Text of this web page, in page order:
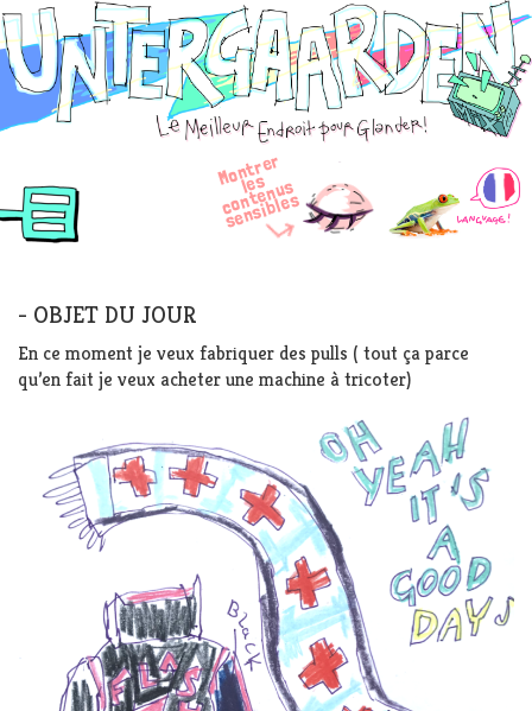
Skip
to
content
Untergaarden
M
o
n
t
r
e
r
l
e
s
c
o
n
t
e
n
u
s
s
e
n
si
bl
e
s
OBJET DU JOUR
En ce moment je veux fabriquer des pulls ( tout ça parce
qu’en fait je veux acheter une machine à tricoter)